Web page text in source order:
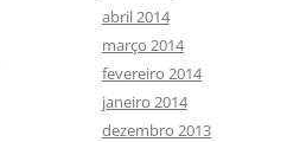
abril 2014
março 2014
fevereiro 2014
janeiro 2014
dezembro 2013